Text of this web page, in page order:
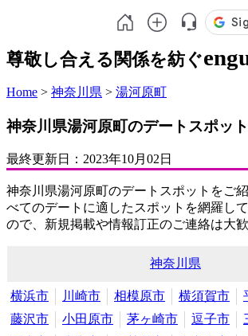
尊敬し合える関係を紡ぐ
Home > 神奈川県 > 湯河原町
神奈川県湯河原町のデートスポット
最終更新日： 2023年10月02日
神奈川県湯河原町のデートスポットをご
べてのデートに適したスポットを網羅し
ので、新規掲載や情報訂正のご連絡は大歓
神奈川県
横浜市 川崎市 相模原市 横須賀市
藤沢市
小田原市 茅ヶ崎市 逗子市